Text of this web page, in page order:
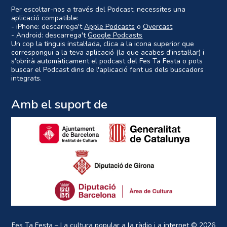
Per escoltar-nos a través del Podcast, necessites una
aplicació compatible:
- iPhone: descarrega'tApple Podcasts oOvercast
- Android: descarrega'tGoogle Podcasts
Un cop la tinguis instal·lada, clica a la icona superior que
correspongui a la teva aplicació (la que acabes d'instal·lar) i
s'obrirà automàticament el podcast del Fes Ta Festa o pots
buscar el Podcast dins de l'aplicació fent us dels buscadors
integrats.
Amb el suport de